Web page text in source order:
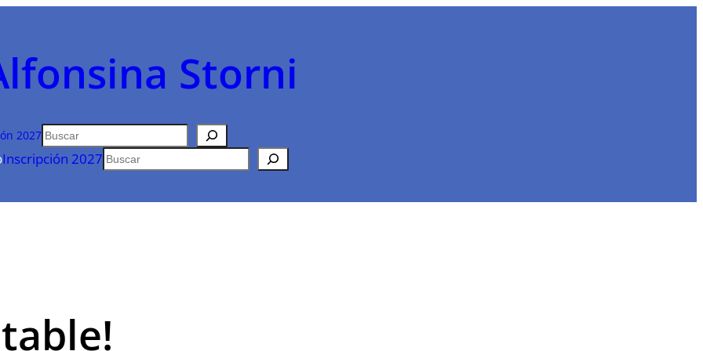
Storni
2027Buscar
Inscripción 2027 Buscar